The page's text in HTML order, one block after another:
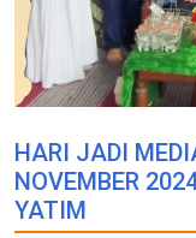
HARI JADI
NOVEMBER
YATIM